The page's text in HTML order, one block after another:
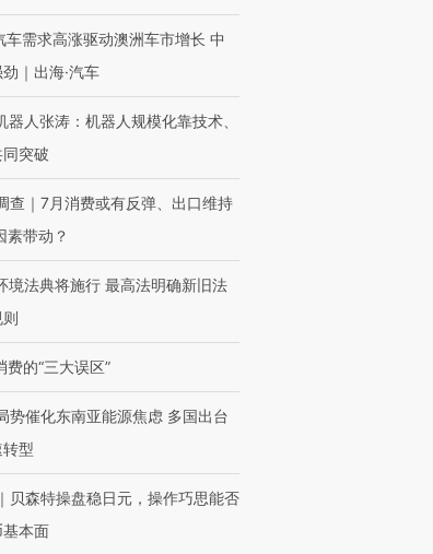
车需求高涨驱动澳洲车市增长 中
｜出海·汽车
器人张涛：机器人规模化靠技术、
突破
查｜7月消费或有反弹、出口维持
素带动？
境法典将施行 最高法明确新旧法
费的“三大误区”
势催化东南亚能源焦虑 多国出台
型
贝森特操盘稳日元，操作巧思能否
本面